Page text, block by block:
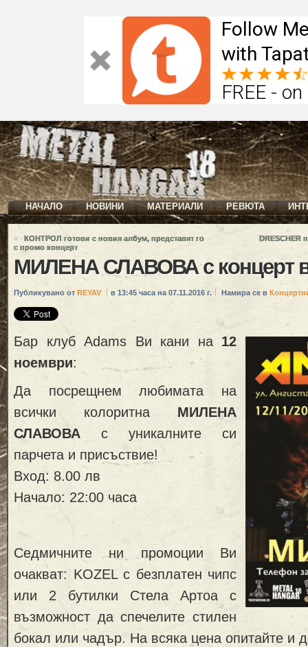
Follow
with
FREE -
НАЧАЛО НОВИНИ МАТЕРИАЛИ РЕВЮТА
«
КОНТРОЛ готови с новия албум, представят го
с промо концерт
DRESCHER
МИЛЕНА СЛАВОВА с концерт
Публикувано от REYAV в 13:45 часа на 07.11.2016 г. Намира се в
Бар клуб Adams Ви кани на12
ноември:
Да посрещнем любимата на
всички колоритна МИЛЕНА
СЛАВОВА с уникалните си
парчета и присъствие!
Вход: 8.00 лв
Начало: 22:00 часа
Седмичните ни промоции Ви
очакват: KOZEL с безплатен чипс
или 2 бутилки Стела Артоа с
възможност да спечелите стилен
бокал или чадър. На всяка цена опитайте и